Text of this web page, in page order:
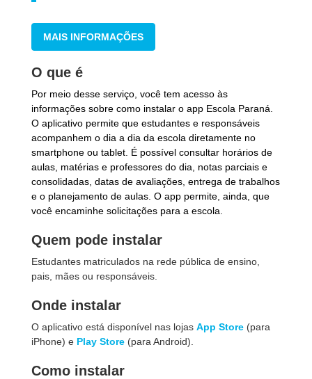
MAIS INFORMAÇÕES
O que é
Por meio desse serviço, você tem acesso às
informações sobre como instalar o app Escola Paraná.
O aplicativo permite que estudantes e responsáveis
acompanhem o dia a dia da escola diretamente no
smartphone ou tablet. É possível consultar horários de
aulas, matérias e professores do dia, notas parciais e
consolidadas, datas de avaliações, entrega de trabalhos
e o planejamento de aulas. O app permite, ainda, que
você encaminhe solicitações para a escola.
Quem pode instalar
Estudantes matriculados na rede pública de ensino,
pais, mães ou responsáveis.
Onde instalar
O aplicativo está disponível nas lojas App Store (para
iPhone) e Play Store (para Android).
Como instalar